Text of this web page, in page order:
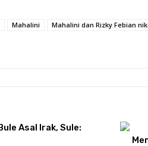
Mahalini Mahalini dan Rizky Febian